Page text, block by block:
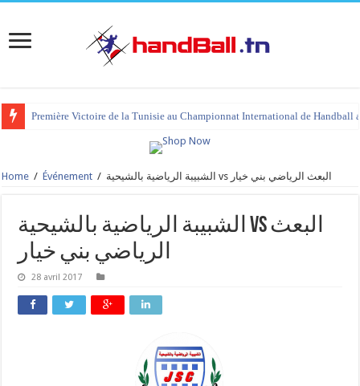
Première Victoire de la Tunisie au Championnat International de Handball
Home / Événement / الشبيبة الرياضية بالشيحية vs البعث الرياضي بني خيار
الشبيبة الرياضية بالشيحية vs البعث
الرياضي بني خيار
28 avril 2017